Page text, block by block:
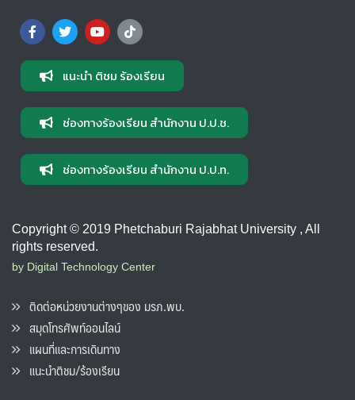
แนะนำ ติชม ร้องเรียน
ช่องทางร้องเรียน สำนักงาน ป.ป.ช.
ช่องทางร้องเรียน สำนักงาน ป.ป.ท.
Copyright © 2019 Phetchaburi Rajabhat University , All
rights reserved.
by Digital Technology Center
ติดต่อหน่วยงานต่างๆของ มรภ.พบ.
สมุดโทรศัพท์ออนไลน์
แผนที่และการเดินทาง
แนะนำติชม/ร้องเรียน